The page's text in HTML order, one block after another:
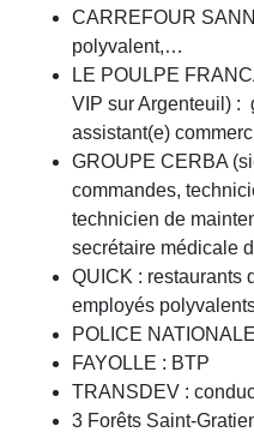
CARREFOUR
polyvalent,…
LE POULPE
VIP sur Argenteuil) :
assistant(e)
GROUPE CERBA
commandes,
technicien de
secrétaire médicale
QUICK : restaurants
employés
POLICE NATIONALE
FAYOLLE : BTP
TRANSDEV :
3 Forêts Saint-